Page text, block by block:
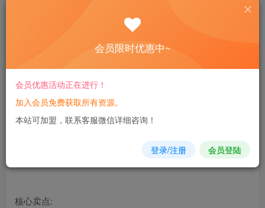
8.8
免费
您当前未登录！建议登陆后购买，可保存购买订单
核心卖点:
会员限时优惠中~
会员优惠活动正在进行！
加入会员免费获取所有资源。
本站可加盟，联系客服微信详细咨询！
登录/注册 会员登陆